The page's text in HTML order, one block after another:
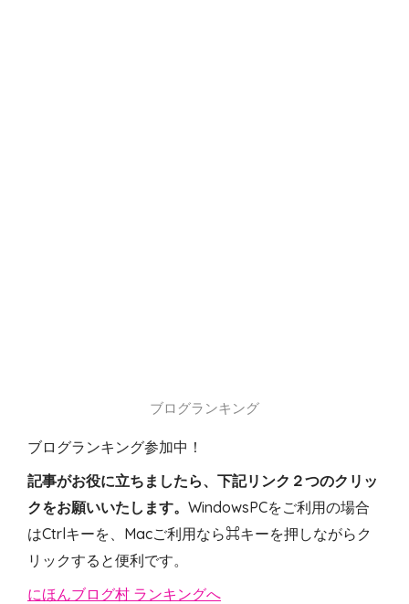
ブログランキング
ブログランキング参加中！
記事がお役に立ちましたら、下記リンク２つのクリッ
クをお願いいたします。 WindowsPCをご利用の場合
はCtrlキーを、Macご利用なら⌘キーを押しながらク
リックすると便利です。
にほんブログ村 ランキングへ